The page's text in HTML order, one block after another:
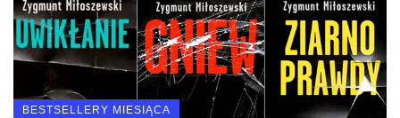
BESTSELLERY MIESIĄCA